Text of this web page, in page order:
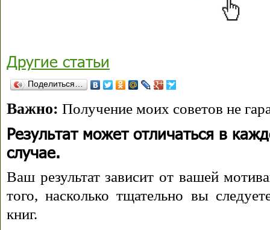
Другие статьи
Поделиться…
Важно: Получение моих советов не
Результат может отличаться в
случае.
Ваш результат зависит от вашей
того, насколько тщательно вы
книг.